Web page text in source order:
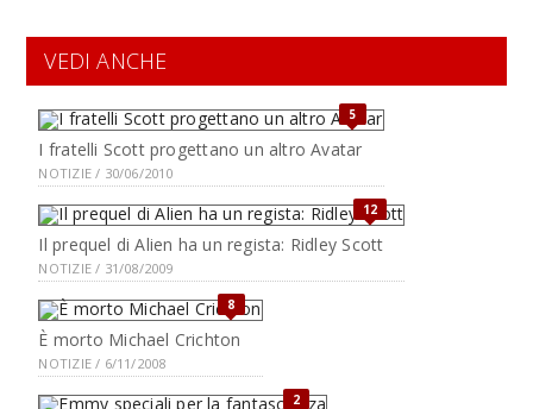
VEDI ANCHE
5
I fratelli Scott progettano un altro Avatar
NOTIZIE / 30/06/2010
12
Il prequel di Alien ha un regista: Ridley Scott
NOTIZIE / 31/08/2009
8
È morto Michael Crichton
NOTIZIE / 6/11/2008
2